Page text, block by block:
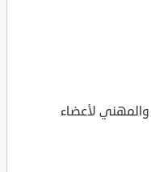
والمهني لأعضاء